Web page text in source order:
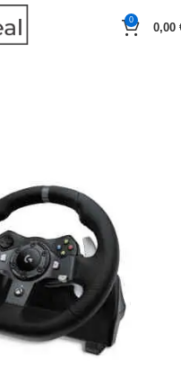
0
0,00